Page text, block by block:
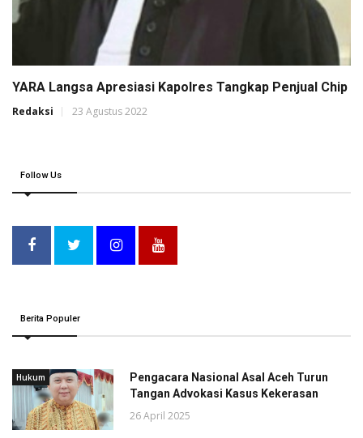
YARA Langsa Apresiasi Kapolres Tangkap Penjual Chip
Redaksi 23 Agustus 2022
Follow Us
Berita Populer
Hukum
Pengacara Nasional Asal Aceh Turun
Tangan Advokasi Kasus Kekerasan
26 April 2025